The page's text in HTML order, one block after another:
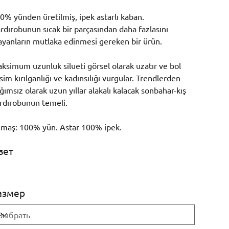
yünden üretilmiş, ipek astarlı kaban.
sıcak bir parçasından daha fazlasını
mutlaka edinmesi gereken bir ürün.
uzunluk silueti görsel olarak uzatır ve bol
kırılganlığı ve kadınsılığı vurgular. Trendlerden
olarak uzun yıllar alakalı kalacak sonbahar-kış
temeli.
100% yün. Astar 100% ipek.